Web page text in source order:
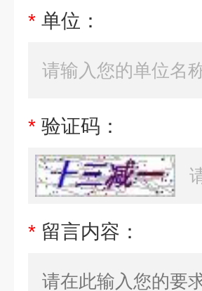
* 单位：
* 验证码：
* 留言内容：